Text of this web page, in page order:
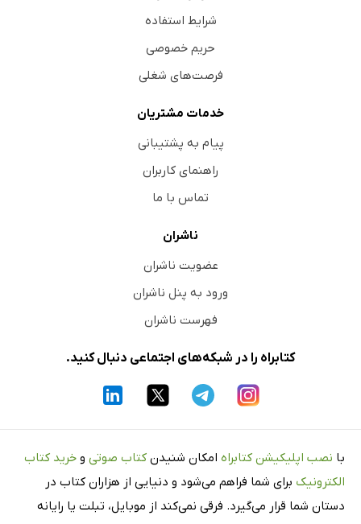
فصل هشتم: آلمانی «زیر آبی»
تحت‌البحری‌های آلمانی در قسطنطنیه
مسافرت بحری من برای اکتشافات
کارهای حیرت‌آور تحت‌البحری موسوم به یو 51
یک کار خارق‌العاده جسورانه
دکتر لدرا در محبس
مصادمه با یک جاسوس اتریشی
فصل نهم: قیصر ما اینجا است
خروج از قسطنطنیه
من مظنون واقع می‌شوم
شرایط استفاده
حریم خصوصی
فرصت‌های شغلی
خدمات مشتریان
پیام به پشتیبانی
راهنمای کاربران
تماس با ما
ناشران
عضویت ناشران
ورود به پنل ناشران
فهرست ناشران
کتابراه را در شبکه‌های اجتماعی دنبال کنید.
با نصب اپلیکیشن کتابراه امکان شنیدن کتاب صوتی و خرید کتاب
الکترونیک برای شما فراهم می‌شود و دنیایی از هزاران کتاب در
دستان شما قرار می‌گیرد. فرقی نمی‌کند از موبایل، تبلت یا رایانه